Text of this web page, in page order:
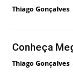
Thiago Gonçalves
Conheça
Thiago Gonçalves